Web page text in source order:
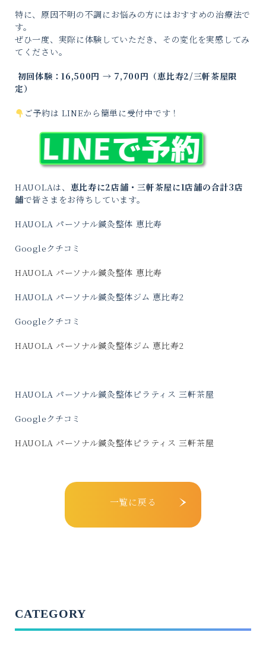
特に、原因不明の不調にお悩みの方にはおすすめの治療法で
す。
ぜひ一度、実際に体験していただき、その変化を実感してみ
てください。
初回体験：16,500円 → 7,700円（恵比寿2/三軒茶屋限
定）
ご予約は LINEから簡単に受付中です！
HAUOLAは、 恵比寿に2店舗・三軒茶屋に1店舗の合計3店
舗で皆さまをお待ちしています。
HAUOLA パーソナル鍼灸整体 恵比寿
Googleクチコミ
HAUOLA パーソナル鍼灸整体 恵比寿
HAUOLA パーソナル鍼灸整体ジム 恵比寿2
Googleクチコミ
HAUOLA パーソナル鍼灸整体ジム 恵比寿2
HAUOLA パーソナル鍼灸整体ピラティス 三軒茶屋
Googleクチコミ
HAUOLA パーソナル鍼灸整体ピラティス 三軒茶屋
一覧に戻る
CATEGORY